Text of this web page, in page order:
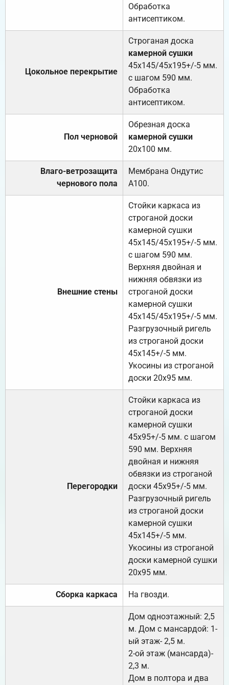
Обработка
антисептиком.
Цокольное перекрытие
Строганая доска
камерной сушки
45х145/45х195+/-5 мм.
с шагом 590 мм.
Обработка
антисептиком.
Пол черновой
Обрезная доска
камерной сушки
20х100 мм.
Влаго-ветрозащита
чернового пола
Мембрана Ондутис
А100.
Внешние стены
Стойки каркаса из
строганой доски
камерной сушки
45х145/45х195+/-5 мм.
с шагом 590 мм.
Верхняя двойная и
нижняя обвязки из
строганой доски
камерной сушки
45х145/45х195+/-5 мм.
Разгрузочный ригель
из строганой доски
45х145+/-5 мм.
Укосины из строганой
доски 20х95 мм.
Перегородки
Стойки каркаса из
строганой доски
камерной сушки
45х95+/-5 мм. с шагом
590 мм. Верхняя
двойная и нижняя
обвязки из строганой
доски 45х95+/-5 мм.
Разгрузочный ригель
из строганой доски
камерной сушки
45х145+/-5 мм.
Укосины из строганой
доски камерной сушки
20х95 мм.
Сборка каркаса На гвозди.
Дом одноэтажный: 2,5
м. Дом с мансардой: 1-
ый этаж- 2,5 м.
2-ой этаж (мансарда)-
2,3 м.
Дом в полтора и два